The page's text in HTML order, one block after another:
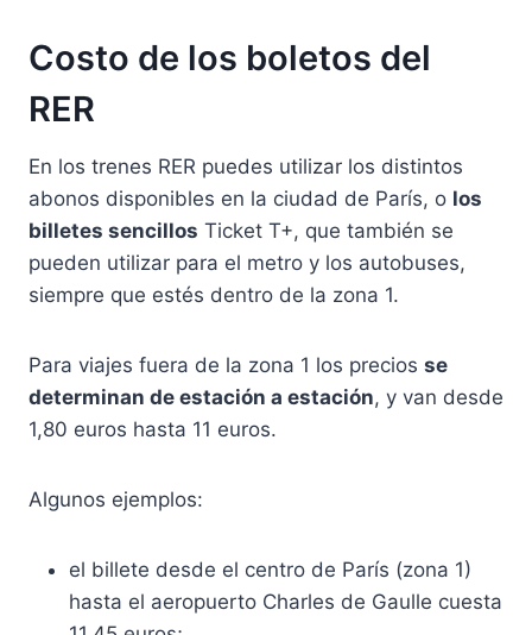
Costo de los boletos del
RER
En los trenes RER puedes utilizar los distintos
abonos disponibles en la ciudad de París, o los
billetes sencillos Ticket T+, que también se
pueden utilizar para el metro y los autobuses,
siempre que estés dentro de la zona 1.
Para viajes fuera de la zona 1 los precios se
determinan de estación a estación, y van desde
1,80 euros hasta 11 euros.
Algunos ejemplos:
el billete desde el centro de París (zona 1)
hasta el aeropuerto Charles de Gaulle cuesta